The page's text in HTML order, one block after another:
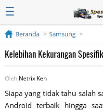
☰
Beranda Samsung
Kelebihan Kekurangan
Oleh Netrix Ken
Siapa yang tidak tahu salah
Android terbaik hingga